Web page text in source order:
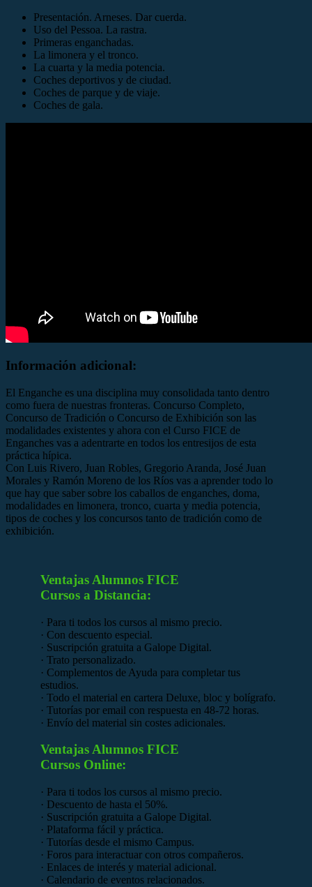
Presentación. Arneses. Dar cuerda.
Uso del Pessoa. La rastra.
Primeras enganchadas.
La limonera y el tronco.
La cuarta y la media potencia.
Coches deportivos y de ciudad.
Coches de parque y de viaje.
Coches de gala.
Información adicional:
El Enganche es una disciplina muy consolidada tanto dentro
como fuera de nuestras fronteras. Concurso Completo,
Concurso de Tradición o Concurso de Exhibición son las
modalidades existentes y ahora con el Curso FICE de
Enganches vas a adentrarte en todos los entresijos de esta
práctica hípica.
Con Luis Rivero, Juan Robles, Gregorio Aranda, José Juan
Morales y Ramón Moreno de los Ríos vas a aprender todo lo
que hay que saber sobre los caballos de enganches, doma,
modalidades en limonera, tronco, cuarta y media potencia,
tipos de coches y los concursos tanto de tradición como de
exhibición.
Ventajas Alumnos FICE
Cursos a Distancia:
· Para ti todos los cursos al mismo precio.
· Con descuento especial.
· Suscripción gratuita a Galope Digital.
· Trato personalizado.
· Complementos de Ayuda para completar tus
estudios.
· Todo el material en cartera Deluxe, bloc y bolígrafo.
· Tutorías por email con respuesta en 48-72 horas.
· Envío del material sin costes adicionales.
Ventajas Alumnos FICE
Cursos Online:
· Para ti todos los cursos al mismo precio.
· Descuento de hasta el 50%.
· Suscripción gratuita a Galope Digital.
· Plataforma fácil y práctica.
· Tutorías desde el mismo Campus.
· Foros para interactuar con otros compañeros.
· Enlaces de interés y material adicional.
· Calendario de eventos relacionados.